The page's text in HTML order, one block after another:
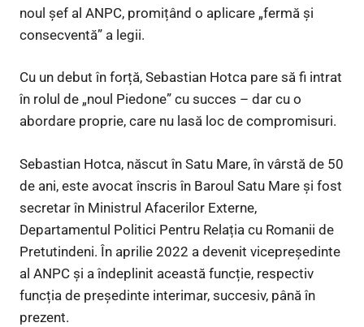
noul șef al ANPC, promițând o aplicare „fermă și
consecventă” a legii.
Cu un debut în forță, Sebastian Hotca pare să fi intrat
în rolul de „noul Piedone” cu succes – dar cu o
abordare proprie, care nu lasă loc de compromisuri.
Sebastian Hotca, născut în Satu Mare, în vârstă de 50
de ani, este avocat înscris în Baroul Satu Mare și fost
secretar în Ministrul Afacerilor Externe,
Departamentul Politici Pentru Relația cu Romanii de
Pretutindeni. În aprilie 2022 a devenit vicepreședinte
al ANPC și a îndeplinit această funcție, respectiv
funcția de președinte interimar, succesiv, până în
prezent.